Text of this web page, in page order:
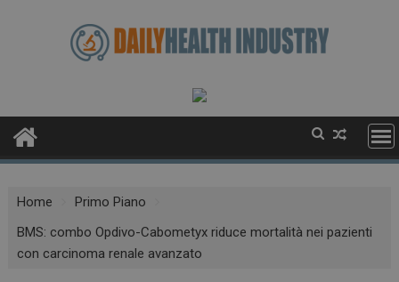
Home
Primo Piano
BMS: combo Opdivo-Cabometyx riduce mortalità nei pazienti
con carcinoma renale avanzato